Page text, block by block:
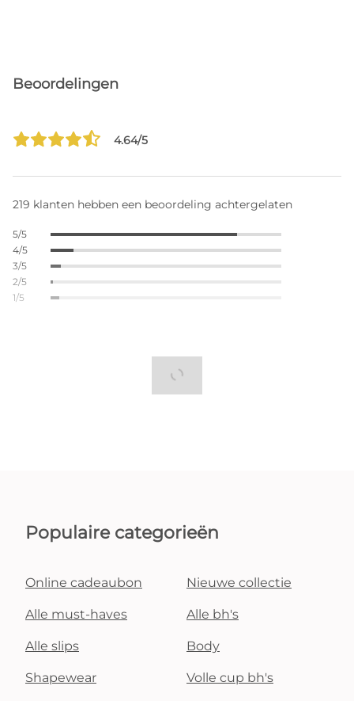
Beoordelingen
4.64/5
219 klanten hebben een beoordeling achtergelaten
5/5
4/5
3/5
2/5
1/5
Populaire categorieën
Online cadeaubon Nieuwe collectie
Alle must-haves Alle bh's
Alle slips Body
Shapewear Volle cup bh's